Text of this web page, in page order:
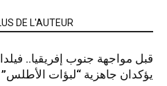
DE L'AUTEUR
قبل مواجهة جنوب إفريقيا..
يؤكدان جاهزية “لبؤات الأطلس”